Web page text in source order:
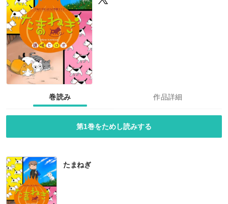
巻読み 作品詳細
第1巻をためし読みする
たまねぎ